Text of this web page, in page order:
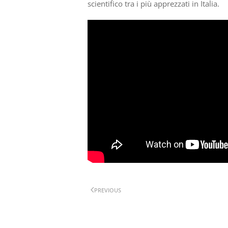
scientifico tra i più apprezzati in Italia.
PREVIOUS